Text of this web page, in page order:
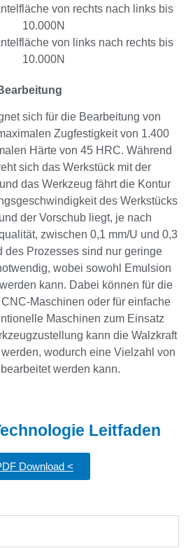
von rechts nach links bis
10.000N
von links nach rechts bis
10.000N
sich für die Bearbeitung von
Zugfestigkeit von 1.400
Härte von 45 HRC. Während
sich das Werkstück mit der
das Werkzeug fährt die Kontur
des Werkstücks
der Vorschub liegt, je nach
zwischen 0,1 mm/U und 0,3
des Prozesses sind nur geringe
wobei sowohl Emulsion
kann. Dabei können für die
Maschinen oder für einfache
Maschinen zum Einsatz
kann die Walzkraft
wodurch eine Vielzahl von
werden kann.
Leitfaden
Download <